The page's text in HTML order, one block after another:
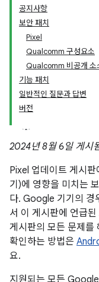
공지사항
보안 패치
Pixel
Qualcomm 구성요소
Qualcomm 비공개 소
기능 패치
일반적인 질문과 답변
버전
2024년 8월 6일 게시
Pixel 업데이트 게시
기)에 영향을 미치는
다. Google 기기의
서 이 게시판에 언급
게시판의 모든 문제를
확인하는 방법은
요.
지원되는 모든